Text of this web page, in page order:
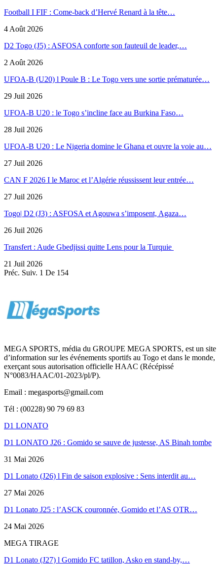
Football I FIF : Come-back d’Hervé Renard à la tête…
4 Août 2026
D2 Togo (J5) : ASFOSA conforte son fauteuil de leader,…
2 Août 2026
UFOA-B (U20) l Poule B : Le Togo vers une sortie prématurée…
29 Juil 2026
UFOA-B U20 : le Togo s’incline face au Burkina Faso…
28 Juil 2026
UFOA-B U20 : Le Nigeria domine le Ghana et ouvre la voie au…
27 Juil 2026
CAN F 2026 I le Maroc et l’Algérie réussissent leur entrée…
27 Juil 2026
Togo| D2 (J3) : ASFOSA et Agouwa s’imposent, Agaza…
26 Juil 2026
Transfert : Aude Gbedjissi quitte Lens pour la Turquie
21 Juil 2026
Préc. Suiv. 1 De 154
MEGA SPORTS, média du GROUPE MEGA SPORTS, est un site
d’information sur les événements sportifs au Togo et dans le monde,
exerçant sous autorisation officielle HAAC (Récépissé
N°0083/HAAC/01-2023/pl/P).
Email : megasports@gmail.com
Tél : (00228) 90 79 69 83
D1 LONATO
D1 LONATO J26 : Gomido se sauve de justesse, AS Binah tombe
31 Mai 2026
D1 Lonato (J26) l Fin de saison explosive : Sens interdit au…
27 Mai 2026
D1 Lonato J25 : l’ASCK couronnée, Gomido et l’AS OTR…
24 Mai 2026
MEGA TIRAGE
D1 Lonato (J27) l Gomido FC tatillon, Asko en stand-by,…